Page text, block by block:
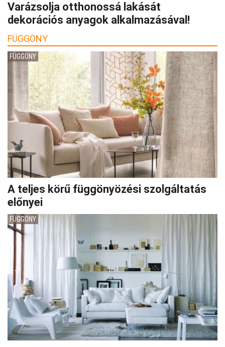
Varázsolja otthonossá lakását
dekorációs anyagok alkalmazásával!
FÜGGÖNY
FÜGGÖNY
A teljes körű függönyözési szolgáltatás
előnyei
FÜGGÖNY